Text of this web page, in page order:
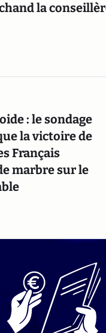
la
: le sondage
la victoire de
Français
marbre sur le